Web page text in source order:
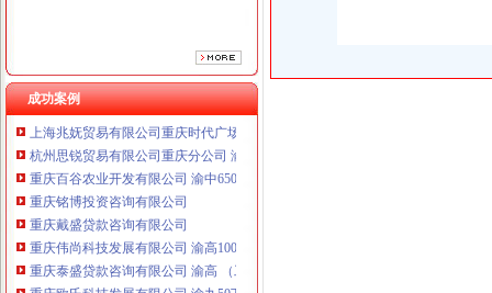
成功案例
重庆金品科技有限公司 渝南100万 （进出口权）
重庆盛旗投资咨询有限公司 渝中10万 （工商注册）
重庆凯誉网络通信技术工程有限公司渝中分公司 （工商注册）
上海兆妩贸易有限公司重庆时代广场分公司 渝中 （工商注册）
杭州思锐贸易有限公司重庆分公司 渝中 （工商注册）
重庆百谷农业开发有限公司 渝中650万 （注册）
重庆铭博投资咨询有限公司
重庆戴盛贷款咨询有限公司
重庆伟尚科技发展有限公司 渝高100万 （工商注册）
重庆泰盛贷款咨询有限公司 渝高 （工商注册）
重庆欧氏科技发展有限公司 渝九50万 （进出口权）